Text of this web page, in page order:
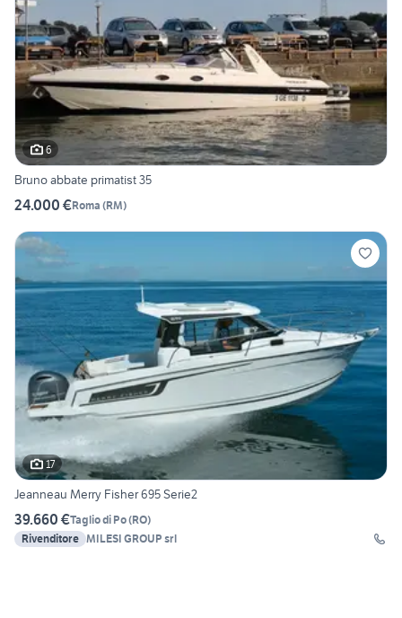
6
Bruno abbate primatist 35
24.000 €Roma (RM)
17
Jeanneau Merry Fisher 695 Serie2
39.660 €Taglio di Po(RO)
Rivenditore MILESI GROUP srl